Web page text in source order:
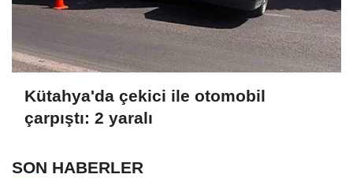
Kütahya'da çekici ile otomobil
çarpıştı: 2 yaralı
SON HABERLER